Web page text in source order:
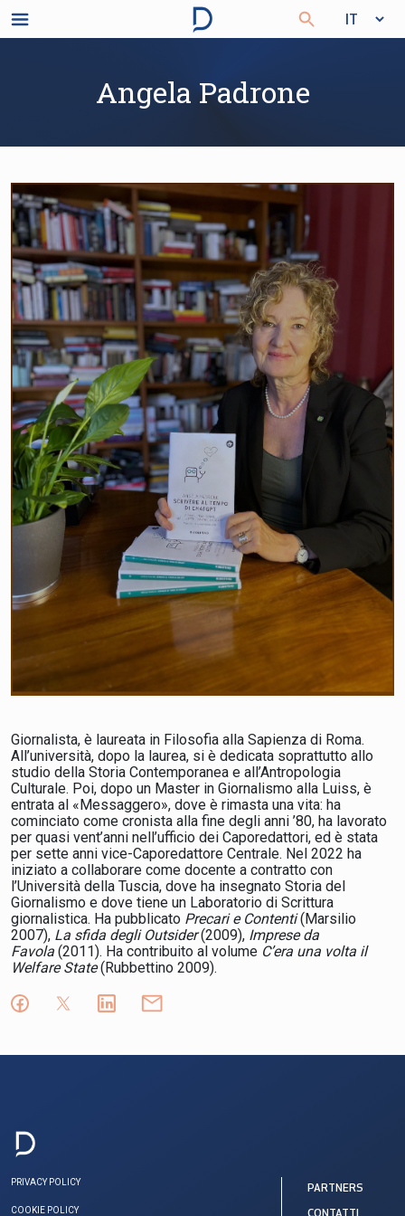
Angela Padrone
Giornalista, è laureata in Filosofia alla Sapienza di Roma.
All’università, dopo la laurea, si è dedicata soprattutto allo
studio della Storia Contemporanea e all’Antropologia
Culturale. Poi, dopo un Master in Giornalismo alla Luiss, è
entrata al «Messaggero», dove è rimasta una vita: ha
cominciato come cronista alla fine degli anni ’80, ha lavorato
per quasi vent’anni nell’ufficio dei Caporedattori, ed è stata
per sette anni vice-Caporedattore Centrale. Nel 2022 ha
iniziato a collaborare come docente a contratto con
l’Università della Tuscia, dove ha insegnato Storia del
Giornalismo e dove tiene un Laboratorio di Scrittura
giornalistica. Ha pubblicato Precari e Contenti(Marsilio
2007), La sfida degli Outsider(2009), Imprese da
Favola (2011). Ha contribuito al volume C’era una volta il
Welfare State(Rubbettino 2009).
PRIVACY POLICY
COOKIE POLICY
PARTNERS